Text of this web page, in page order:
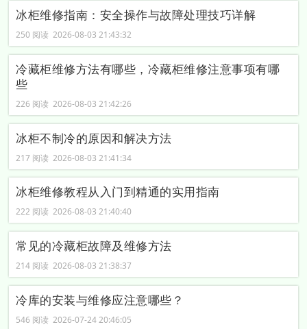
冰柜维修指南：安全操作与故障处理技巧详解
250 阅读 2026-08-03 21:43:32
冷藏柜维修方法有哪些，冷藏柜维修注意事项有哪
些
226 阅读 2026-08-03 21:42:26
冰柜不制冷的原因和解决方法
217 阅读 2026-08-03 21:41:34
冰柜维修教程从入门到精通的实用指南
222 阅读 2026-08-03 21:40:40
常见的冷藏柜故障及维修方法
214 阅读 2026-08-03 21:38:37
冷库的安装与维修应注意哪些？
546 阅读 2026-07-24 20:46:05